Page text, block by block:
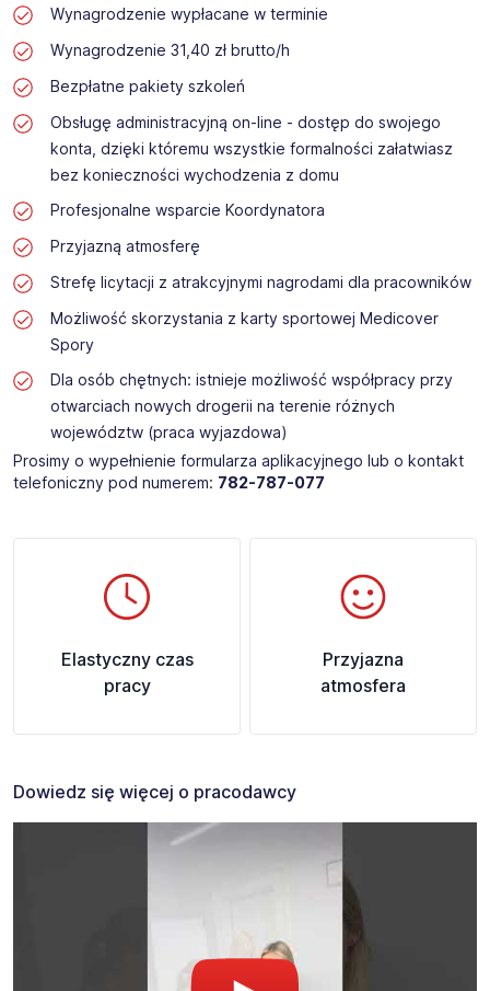
Wynagrodzenie wypłacane w terminie
Wynagrodzenie 31,40 zł brutto/h
Bezpłatne pakiety szkoleń
Obsługę administracyjną on-line - dostęp do swojego
konta, dzięki któremu wszystkie formalności załatwiasz
bez konieczności wychodzenia z domu
Profesjonalne wsparcie Koordynatora
Przyjazną atmosferę
Strefę licytacji z atrakcyjnymi nagrodami dla pracowników
Możliwość skorzystania z karty sportowej Medicover
Spory
Dla osób chętnych: istnieje możliwość współpracy przy
otwarciach nowych drogerii na terenie różnych
województw (praca wyjazdowa)
Prosimy o wypełnienie formularza aplikacyjnego lub o kontakt
telefoniczny pod numerem: 782-787-077​
Elastyczny czas
pracy
Przyjazna
atmosfera
Dowiedz się więcej o pracodawcy